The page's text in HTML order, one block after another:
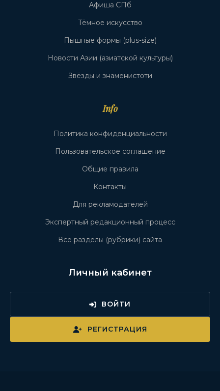
Афиша СПб
Тёмное искусство
Пышные формы (plus-size)
Новости Азии (азиатской культуры)
Звёзды и знаменистоти
Info
Политика конфиденциальности
Пользовательское соглашение
Общие правила
Контакты
Для рекламодателей
Экспертный редакционный процесс
Все разделы (рубрики) сайта
Личный кабинет
ВОЙТИ
РЕГИСТРАЦИЯ